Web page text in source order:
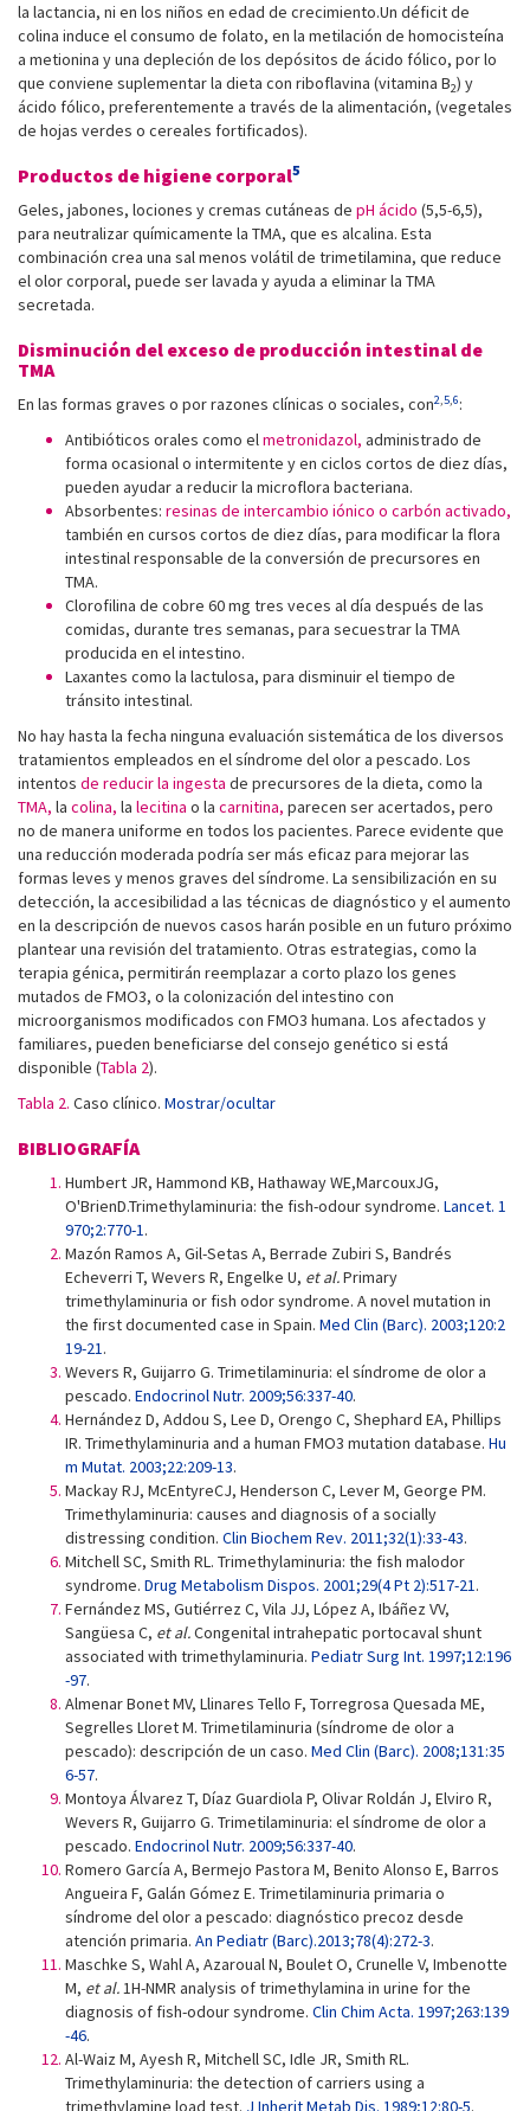
la lactancia, ni en los niños en edad de crecimiento.Un déficit de
colina induce el consumo de folato, en la metilación de homocisteína
a metionina y una depleción de los depósitos de ácido fólico, por lo
que conviene suplementar la dieta con riboflavina (vitamina B2) y
ácido fólico, preferentemente a través de la alimentación, (vegetales
de hojas verdes o cereales fortificados).
Productos de higiene corporal5
Geles, jabones, lociones y cremas cutáneas de pH ácido (5,5-6,5),
para neutralizar químicamente la TMA, que es alcalina. Esta
combinación crea una sal menos volátil de trimetilamina, que reduce
el olor corporal, puede ser lavada y ayuda a eliminar la TMA
secretada.
Disminución del exceso de producción intestinal de
TMA
En las formas graves o por razones clínicas o sociales, con2,5,6:
Antibióticos orales como elmetronidazol, administrado de
forma ocasional o intermitente y en ciclos cortos de diez días,
pueden ayudar a reducir la microflora bacteriana.
Absorbentes: resinas de intercambio iónico o carbón activado,
también en cursos cortos de diez días, para modificar la flora
intestinal responsable de la conversión de precursores en
TMA.
Clorofilina de cobre 60 mg tres veces al día después de las
comidas, durante tres semanas, para secuestrar la TMA
producida en el intestino.
Laxantes como la lactulosa, para disminuir el tiempo de
tránsito intestinal.
No hay hasta la fecha ninguna evaluación sistemática de los diversos
tratamientos empleados en el síndrome del olor a pescado. Los
intentos de reducir la ingesta de precursores de la dieta, como la
TMA, la colina, la lecitina o la carnitina, parecen ser acertados, pero
no de manera uniforme en todos los pacientes. Parece evidente que
una reducción moderada podría ser más eficaz para mejorar las
formas leves y menos graves del síndrome. La sensibilización en su
detección, la accesibilidad a las técnicas de diagnóstico y el aumento
en la descripción de nuevos casos harán posible en un futuro próximo
plantear una revisión del tratamiento. Otras estrategias, como la
terapia génica, permitirán reemplazar a corto plazo los genes
mutados de FMO3, o la colonización del intestino con
microorganismos modificados con FMO3 humana. Los afectados y
familiares, pueden beneficiarse del consejo genético si está
disponible (Tabla 2).
Tabla 2. Caso clínico. Mostrar/ocultar
BIBLIOGRAFÍA
Humbert JR, Hammond KB, Hathaway WE,MarcouxJG,
O'BrienD.Trimethylaminuria: the fish-odour syndrome. Lancet. 1
970;2:770-1.
Mazón Ramos A, Gil-Setas A, Berrade Zubiri S, Bandrés
Echeverri T, Wevers R, Engelke U, et al.Primary
trimethylaminuria or fish odor syndrome. A novel mutation in
the first documented case in Spain. Med Clin (Barc). 2003;120:2
19-21.
Wevers R, Guijarro G. Trimetilaminuria: el síndrome de olor a
pescado. Endocrinol Nutr. 2009;56:337-40.
Hernández D, Addou S, Lee D, Orengo C, Shephard EA, Phillips
IR. Trimethylaminuria and a human FMO3 mutation database. Hu
m Mutat. 2003;22:209-13.
Mackay RJ, McEntyreCJ, Henderson C, Lever M, George PM.
Trimethylaminuria: causes and diagnosis of a socially
distressing condition. Clin Biochem Rev. 2011;32(1):33-43.
Mitchell SC, Smith RL. Trimethylaminuria: the fish malodor
syndrome. Drug Metabolism Dispos. 2001;29(4 Pt 2):517-21.
Fernández MS, Gutiérrez C, Vila JJ, López A, Ibáñez VV,
Sangüesa C, et al.Congenital intrahepatic portocaval shunt
associated with trimethylaminuria. Pediatr Surg Int. 1997;12:196
-97.
Almenar Bonet MV, Llinares Tello F, Torregrosa Quesada ME,
Segrelles Lloret M. Trimetilaminuria (síndrome de olor a
pescado): descripción de un caso. Med Clin (Barc). 2008;131:35
6-57.
Montoya Álvarez T, Díaz Guardiola P, Olivar Roldán J, Elviro R,
Wevers R, Guijarro G. Trimetilaminuria: el síndrome de olor a
pescado. Endocrinol Nutr. 2009;56:337-40.
Romero García A, Bermejo Pastora M, Benito Alonso E, Barros
Angueira F, Galán Gómez E. Trimetilaminuria primaria o
síndrome del olor a pescado: diagnóstico precoz desde
atención primaria. An Pediatr (Barc).2013;78(4):272-3.
Maschke S, Wahl A, Azaroual N, Boulet O, Crunelle V, Imbenotte
M, et al.1H-NMR analysis of trimethylamina in urine for the
diagnosis of fish-odour syndrome. Clin Chim Acta. 1997;263:139
-46.
Al-Waiz M, Ayesh R, Mitchell SC, Idle JR, Smith RL.
Trimethylaminuria: the detection of carriers using a
trimethylamine load test. J Inherit Metab Dis. 1989;12:80-5.